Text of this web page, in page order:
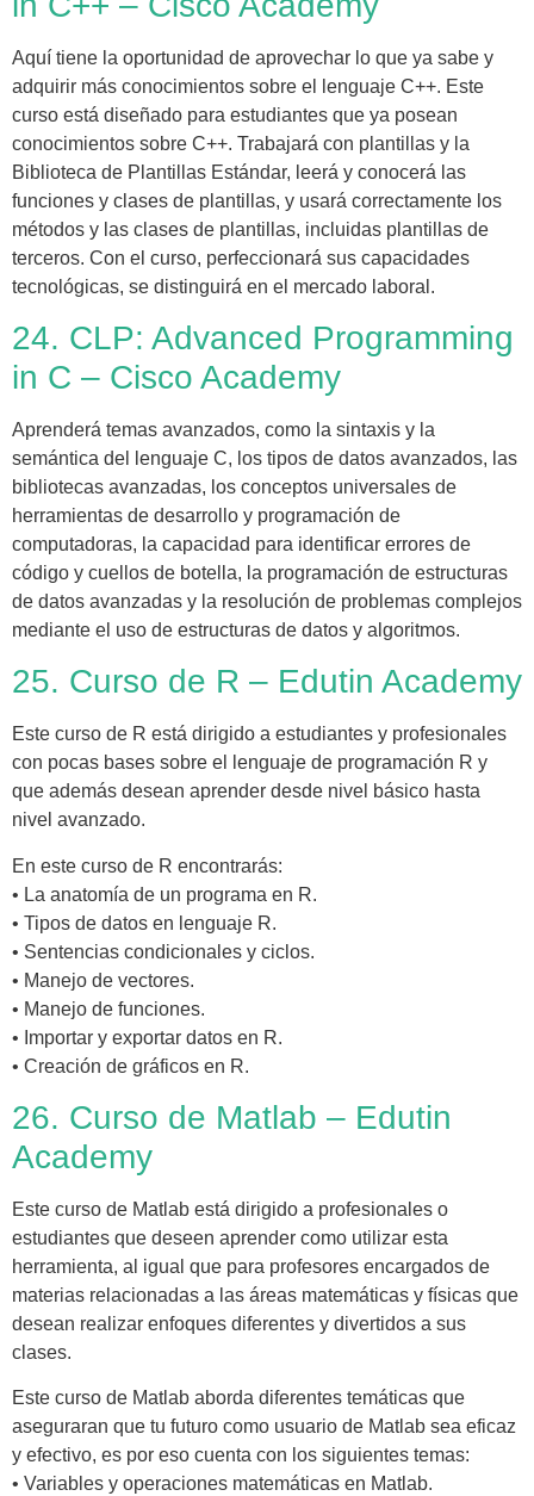
Aquí tiene la oportunidad de aprovechar lo que ya sabe y
adquirir más conocimientos sobre el lenguaje C++. Este
curso está diseñado para estudiantes que ya posean
conocimientos sobre C++. Trabajará con plantillas y la
Biblioteca de Plantillas Estándar, leerá y conocerá las
funciones y clases de plantillas, y usará correctamente los
métodos y las clases de plantillas, incluidas plantillas de
terceros. Con el curso, perfeccionará sus capacidades
tecnológicas, se distinguirá en el mercado laboral.
24. CLP: Advanced Programming
in C – Cisco Academy
Aprenderá temas avanzados, como la sintaxis y la
semántica del lenguaje C, los tipos de datos avanzados, las
bibliotecas avanzadas, los conceptos universales de
herramientas de desarrollo y programación de
computadoras, la capacidad para identificar errores de
código y cuellos de botella, la programación de estructuras
de datos avanzadas y la resolución de problemas complejos
mediante el uso de estructuras de datos y algoritmos.
25. Curso de R – Edutin Academy
Este curso de R está dirigido a estudiantes y profesionales
con pocas bases sobre el lenguaje de programación R y
que además desean aprender desde nivel básico hasta
nivel avanzado.
En este curso de R encontrarás:
• La anatomía de un programa en R.
• Tipos de datos en lenguaje R.
• Sentencias condicionales y ciclos.
• Manejo de vectores.
• Manejo de funciones.
• Importar y exportar datos en R.
• Creación de gráficos en R.
26. Curso de Matlab – Edutin
Academy
Este curso de Matlab está dirigido a profesionales o
estudiantes que deseen aprender como utilizar esta
herramienta, al igual que para profesores encargados de
materias relacionadas a las áreas matemáticas y físicas que
desean realizar enfoques diferentes y divertidos a sus
clases.
Este curso de Matlab aborda diferentes temáticas que
aseguraran que tu futuro como usuario de Matlab sea eficaz
y efectivo, es por eso cuenta con los siguientes temas:
• Variables y operaciones matemáticas en Matlab.